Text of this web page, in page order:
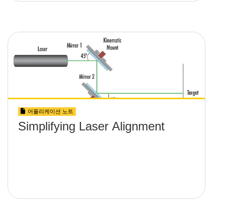
어플리케이션 노트
Simplifying Laser Alignment